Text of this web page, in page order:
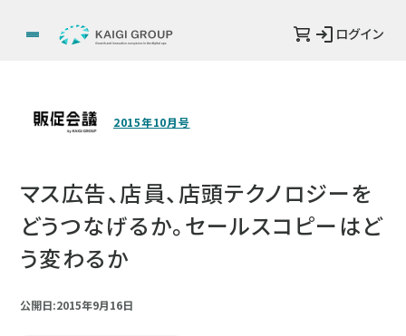
ログイン
2015年10月号
マス広告、店員、店頭テクノロジーを
どうつなげるか。セールスコピーはど
う変わるか
公開日:2015年9月16日